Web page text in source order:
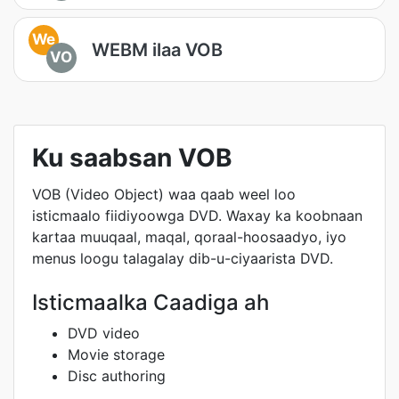
We
VO
WEBM ilaa VOB
Ku saabsan VOB
VOB (Video Object) waa qaab weel loo
isticmaalo fiidiyoowga DVD. Waxay ka koobnaan
kartaa muuqaal, maqal, qoraal-hoosaadyo, iyo
menus loogu talagalay dib-u-ciyaarista DVD.
Isticmaalka Caadiga ah
DVD video
Movie storage
Disc authoring